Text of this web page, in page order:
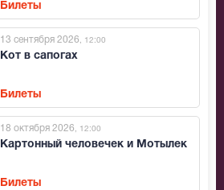
Билеты
Кот в сапогах
13 сентября 2026 , 12:00
Билеты
Картонный человечек и Мотылек
18 октября 2026 , 12:00
Билеты